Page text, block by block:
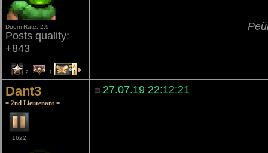
Doom Rate: 2.9
Posts quality:
+843
2 1 1
Dant3
= 2nd Lieutenant =
1622
27.07.19 22:12:21